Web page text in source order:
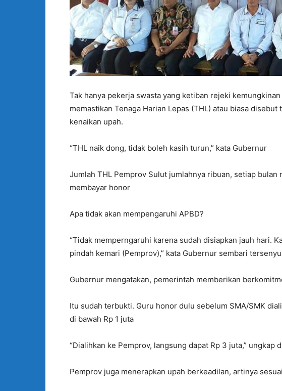
Tak hanya pekerja swasta yang ketiban rejeki
memastikan Tenaga Harian Lepas (THL) atau biasa
kenaikan upah.
“THL naik dong, tidak boleh kasih turun,” kata Gubernur
Jumlah THL Pemprov Sulut jumlahnya ribuan, setiap
membayar honor
Apa tidak akan mempengaruhi APBD?
“Tidak memperngaruhi karena sudah disiapkan jauh hari.
pindah kemari (Pemprov),” kata Gubernur sembari
Gubernur mengatakan, pemerintah memberikan
Itu sudah terbukti. Guru honor dulu sebelum SMA/SMK
di bawah Rp 1 juta
“Dialihkan ke Pemprov, langsung dapat Rp 3 juta,” ungkap
Pemprov juga menerapkan upah berkeadilan, artinya